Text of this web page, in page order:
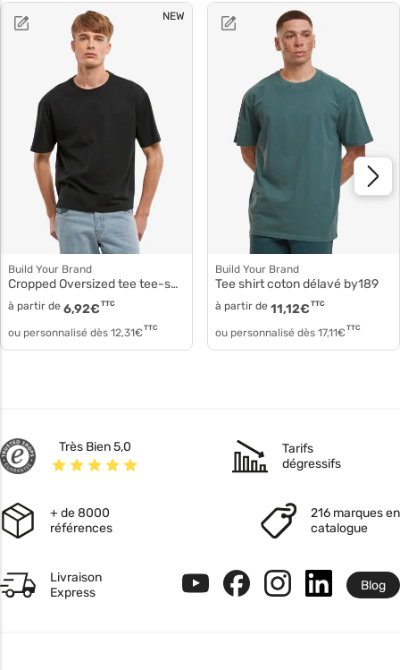
NEW
Build Your Brand
Cropped Oversized tee tee-shirt by439
à partir de 6,92€ TTC
ou personnalisé dès 12,31€ TTC
Build Your Brand
Tee shirt coton délavé by189
à partir de 11,12€ TTC
ou personnalisé dès 17,11€ TTC
Très Bien 5,0
Tarifs
dégressifs
+ de 8000
références
216 marques en
catalogue
Livraison
Express
Blog